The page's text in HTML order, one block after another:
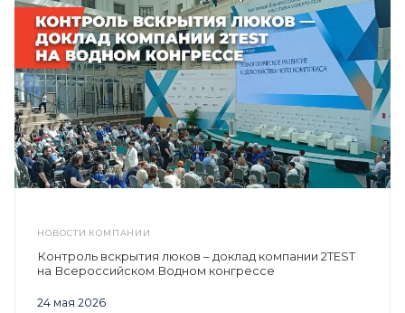
НОВОСТИ КОМПАНИИ
24 мая 2026
Контроль вскрытия люков – доклад компании 2TEST
на Всероссийском Водном конгрессе